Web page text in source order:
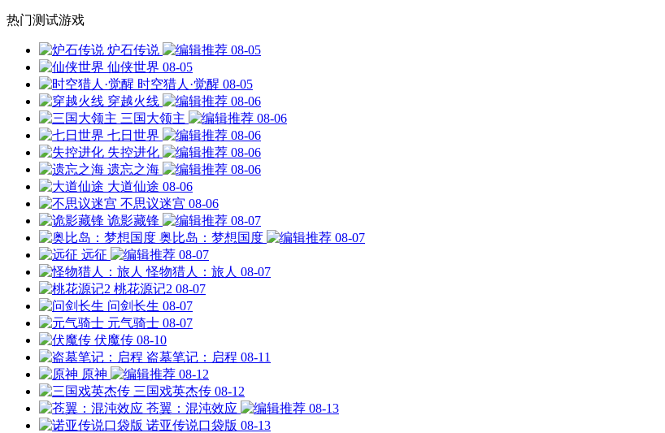
热门测试游戏
炉石传说
08-05
仙侠世界 08-05
时空猎人·觉醒 08-05
穿越火线
08-06
三国大领主
08-06
七日世界
08-06
失控进化
08-06
遗忘之海
08-06
大道仙途 08-06
不思议迷宫 08-06
诡影藏锋
08-07
奥比岛：梦想国度
08-07
远征
08-07
怪物猎人：旅人 08-07
桃花源记2 08-07
问剑长生 08-07
元气骑士 08-07
伏魔传 08-10
盗墓笔记：启程 08-11
原神
08-12
三国戏英杰传 08-12
苍翼：混沌效应
08-13
诺亚传说口袋版 08-13